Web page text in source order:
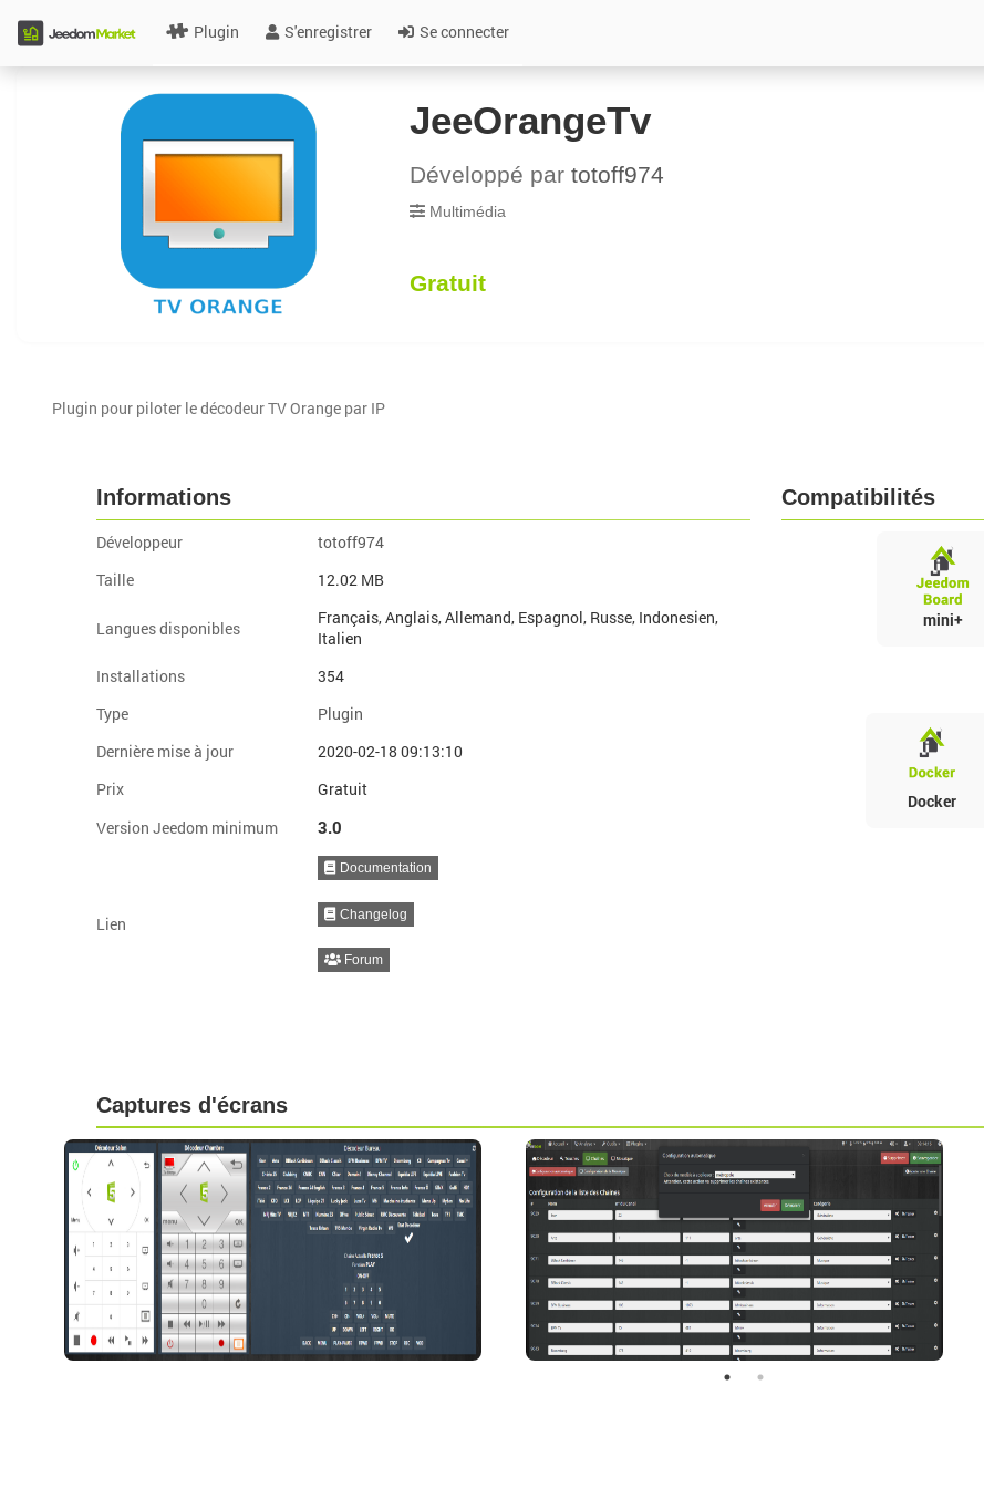
Plugin S'enregistrer Se connecter
JeeOrangeTv
Développé par totoff974
Multimédia
Gratuit
Plugin pour piloter le décodeur TV Orange par IP
Informations
Développeur
totoff974
Taille
12.02 MB
Langues disponibles
Français, Anglais, Allemand, Espagnol, Russe, Indonesien,
Italien
Installations
354
Type
Plugin
Dernière mise à jour
2020-02-18 09:13:10
Prix
Gratuit
Version Jeedom minimum
3.0
Lien
Documentation
Changelog
Forum
Compatibilités
mini+
Docker
Captures d'écrans